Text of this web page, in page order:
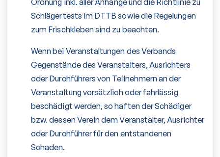
Ordnung inkl. aller Anhänge und die Richtlinie zu
Schlägertests im DTTB sowie die Regelungen
zum Frischkleben sind zu beachten.
Wenn bei Veranstaltungen des Verbands
Gegenstände des Veranstalters, Ausrichters
oder Durchführers von Teilnehmern an der
Veranstaltung vorsätzlich oder fahrlässig
beschädigt werden, so haften der Schädiger
bzw. dessen Verein dem Veranstalter, Ausrichter
oder Durchführer für den entstandenen
Schaden.